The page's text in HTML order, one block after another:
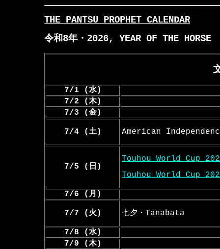
THE PANTSU PROPHET CALENDAR
令和8年・2026, YEAR OF THE HORSE
7/1 (水)
7/2 (木)
7/3 (金)
7/4 (土) American
7/5 (日)
Touhou World Cup
Touhou World Cup
7/6 (月)
7/7 (火) 七夕・Tanabata
7/8 (水)
7/9 (木)